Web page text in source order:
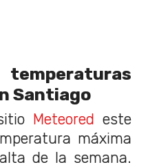
Santiago
Meteored este
máxima
de la semana.